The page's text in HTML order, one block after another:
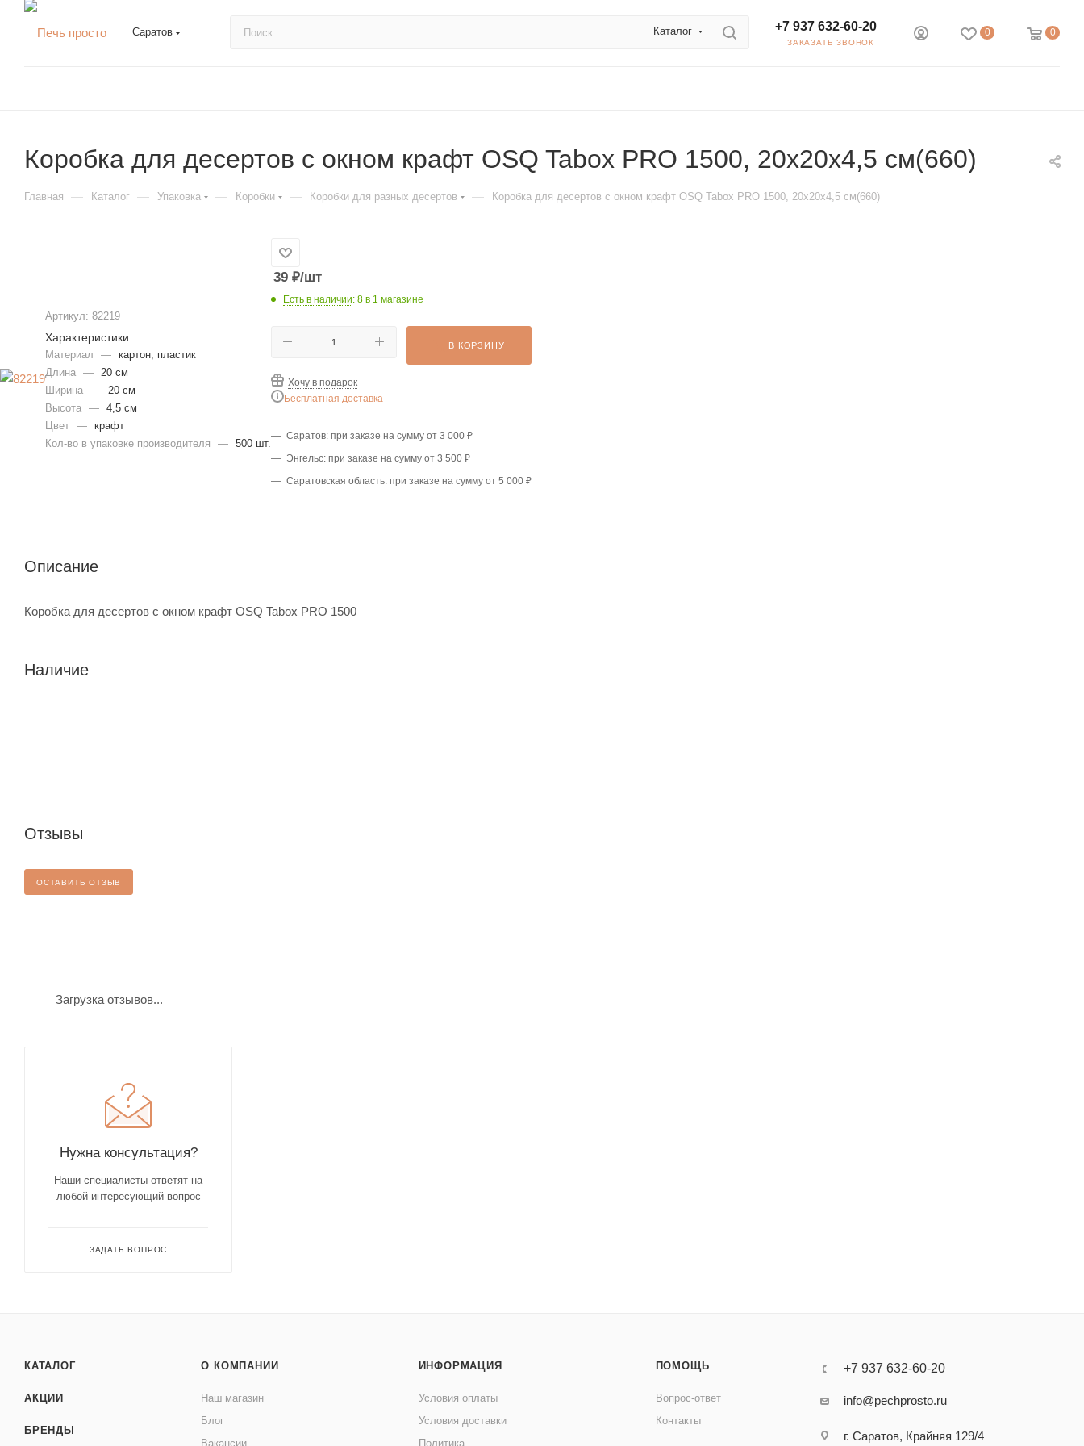
Саратов Каталог +7 937 632-60-20
ЗАКАЗАТЬ ЗВОНОК
0 0
Коробка для десертов с окном крафт OSQ Tabox PRO 1500, 20х20х4,5 см(660)
Главная — Каталог — Упаковка — Коробки — Коробки для разных десертов — Коробка для десертов с окном крафт OSQ Tabox PRO 1500, 20х20х4,5 см(660)
Артикул: 82219
Характеристики
Материал — картон, пластик
Длина —
20 см
Ширина —
20 см
Высота — 4,5 см
Цвет — крафт
Кол-во в упаковке производителя
— 500 шт.
39 ₽/шт
Есть в наличии: 8 в 1 магазине
В КОРЗИНУ
Хочу в подарок
Бесплатная доставка
Саратов: при заказе на сумму от 3 000 ₽
Энгельс: при заказе на сумму от 3 500 ₽
Саратовская область: при заказе на сумму от 5 000 ₽
Описание
Коробка для десертов с окном крафт OSQ Tabox PRO 1500
Наличие
Отзывы
ОСТАВИТЬ ОТЗЫВ
Загрузка отзывов...
Нужна консультация?
Наши специалисты ответят на
любой интересующий вопрос
ЗАДАТЬ ВОПРОС
КАТАЛОГ
АКЦИИ
БРЕНДЫ
О КОМПАНИИ
Наш магазин
Блог
Вакансии
ИНФОРМАЦИЯ
Условия оплаты
Условия доставки
Политика
ПОМОЩЬ
Вопрос-ответ
Контакты
+7 937 632-60-20
info@pechprosto.ru
г. Саратов, Крайняя 129/4